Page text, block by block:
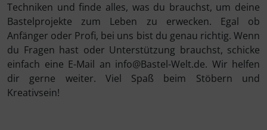
Techniken und finde alles, was du brauchst, um deine
Bastelprojekte zum Leben zu erwecken. Egal ob
Anfänger oder Profi, bei uns bist du genau richtig. Wenn
du Fragen hast oder Unterstützung brauchst, schicke
einfach eine E-Mail an info@Bastel-Welt.de. Wir helfen
dir gerne weiter. Viel Spaß beim Stöbern und
Kreativsein!